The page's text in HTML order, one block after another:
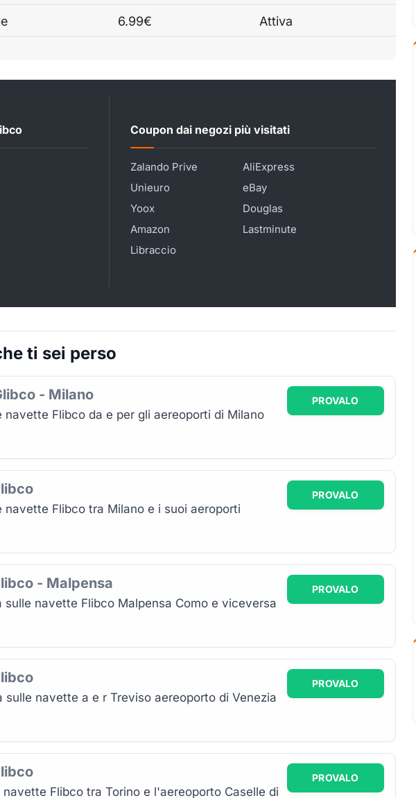
6.99€ Attiva
Coupon dai negozi più visitati
Zalando Prive
AliExpress
Unieuro
eBay
Yoox
Douglas
Amazon
Lastminute
Libraccio
ti sei perso
- Milano
navette Flibco da e per gli aereoporti di Milano
PROVALO
navette Flibco tra Milano e i suoi aeroporti
PROVALO
- Malpensa
sulle navette Flibco Malpensa Como e viceversa
PROVALO
sulle navette a e r Treviso aereoporto di Venezia
PROVALO
Flibco tra Torino e l'aereoporto Caselle di
PROVALO